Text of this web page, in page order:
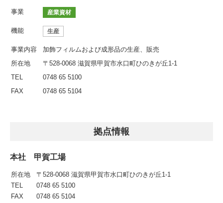
事業 産業資材
機能 生産
事業内容
加飾フィルムおよび成形品の生産、販売
所在地
〒528-0068 滋賀県甲賀市水口町ひのきが丘1-1
TEL
0748 65 5100
FAX
0748 65 5104
拠点情報
本社 甲賀工場
所在地
〒528-0068 滋賀県甲賀市水口町ひのきが丘1-1
TEL
0748 65 5100
FAX
0748 65 5104